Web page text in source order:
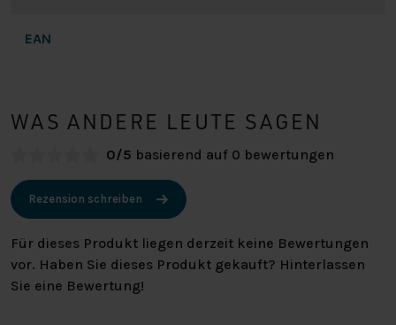
EAN
WAS ANDERE LEUTE SAGEN
0/5 basierend auf 0 bewertungen
Rezension schreiben
Für dieses Produkt liegen derzeit keine Bewertungen
vor. Haben Sie dieses Produkt gekauft? Hinterlassen
Sie eine Bewertung!